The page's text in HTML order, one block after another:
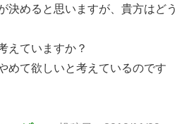
決めると思いますが、貴方はどう
えていますか？
めて欲しいと考えているのです